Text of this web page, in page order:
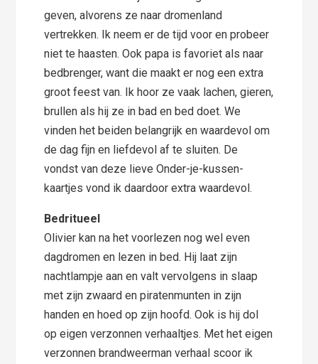
geven, alvorens ze naar dromenland
vertrekken. Ik neem er de tijd voor en probeer
niet te haasten. Ook papa is favoriet als naar
bedbrenger, want die maakt er nog een extra
groot feest van. Ik hoor ze vaak lachen, gieren,
brullen als hij ze in bad en bed doet. We
vinden het beiden belangrijk en waardevol om
de dag fijn en liefdevol af te sluiten. De
vondst van deze lieve Onder-je-kussen-
kaartjes vond ik daardoor extra waardevol.
Bedritueel
Olivier kan na het voorlezen nog wel even
dagdromen en lezen in bed. Hij laat zijn
nachtlampje aan en valt vervolgens in slaap
met zijn zwaard en piratenmunten in zijn
handen en hoed op zijn hoofd. Ook is hij dol
op eigen verzonnen verhaaltjes. Met het eigen
verzonnen brandweerman verhaal scoor ik